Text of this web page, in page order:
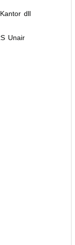
dll
Unair